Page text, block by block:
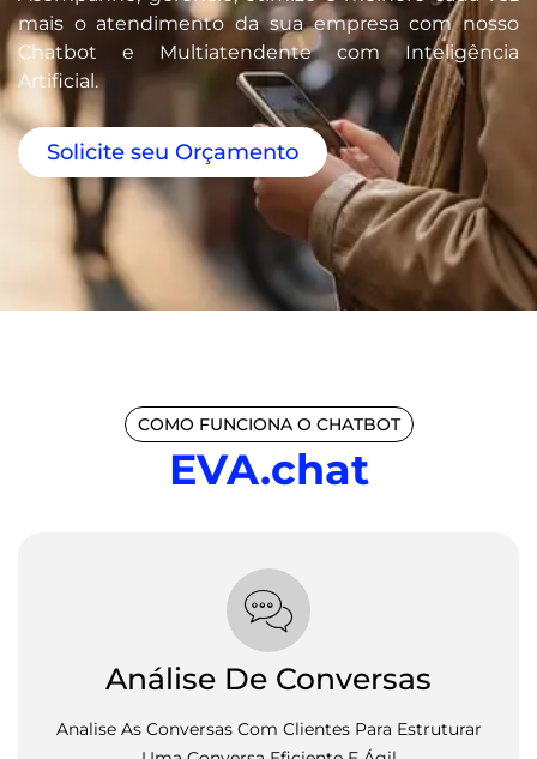
mais o atendimento da sua empresa com nosso
Chatbot e Multiatendente com Inteligência
Artificial.
Solicite seu Orçamento
COMO FUNCIONA O CHATBOT
EVA.chat
Para Estruturar
Gerando
Após A Configuração Das Opções E